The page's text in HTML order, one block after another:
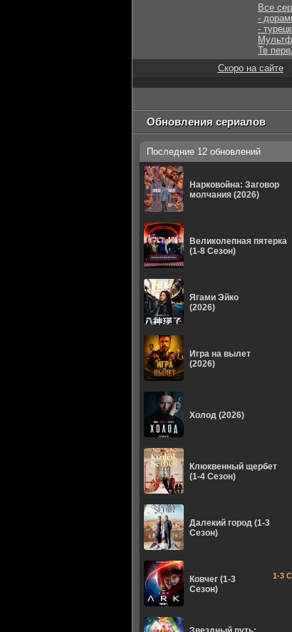
Все
-
-
Тв
Скоро на сайте
Обновления сериалов
Последние 12 обновлений
Нарковойна: Заговор
молчания (2026)
Великолепная пятерка
(1-8 Сезон)
Ягами Эйко
(2026)
Игра на вылет
(2026)
Холод (2026)
Клюквенный щербет
(1-4 Сезон)
Далекий город (1-3
Сезон)
Ковчег (1-3
Сезон)
1-3